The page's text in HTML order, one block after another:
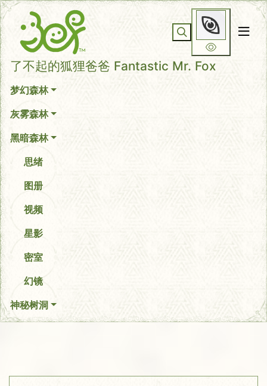
你无法看到我
了不起的狐狸爸爸 Fantastic Mr. Fox
梦幻森林
灰雾森林
黑暗森林
思绪
图册
视频
星影
密室
幻镜
神秘树洞